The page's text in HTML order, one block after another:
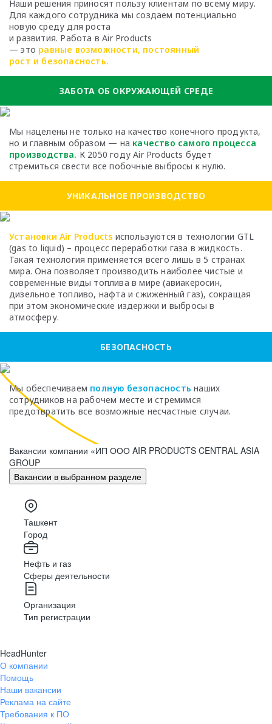
Наши решения приносят пользу клиентам по всему миру.
Для каждого сотрудника мы создаем потенциально
новую среду для роста
и развития. Работа в Air Products
— это равные возможности, постоянный
рост и безопасность.
ЗАБОТА ОБ ОКРУЖАЮЩЕЙ СРЕДЕ
Мы нацелены не только на качество конечного продукта,
но и главным образом — на качество самого процесса
производства. К 2050 году Air Products будет
стремитьсясвести все побочные выбросы к нулю.
УНИКАЛЬНОЕ ПРОИЗВОДСТВО
Установки Air Products используются в технологии GTL
(gas to liquid) – процесс переработки газа в жидкость.
Такая технология применяется всего лишь в 5 странах
мира. Она позволяет производить наиболее чистые и
современные виды топлива в мире (авиакеросин,
дизельное топливо, нафта и сжиженный газ), сокращая
при этом экономические издержки и выбросы в
атмосферу.
БЕЗОПАСНОСТЬ
Мы обеспечиваем полную безопасность наших
сотрудников на рабочем месте и стремимся
предотвратить все возможные несчастные случаи.
Вакансии компании «ИП ООО AIR PRODUCTS CENTRAL ASIA
GROUP
Вакансии в выбранном разделе
Ташкент
Город
Нефть и газ
Сферы деятельности
Организация
Тип регистрации
HeadHunter
О компании
Помощь
Наши вакансии
Реклама на сайте
Требования к ПО